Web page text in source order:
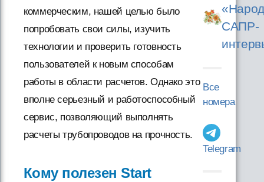
коммерческим, нашей целью было
попробовать свои силы, изучить
технологии и проверить готовность
пользователей к новым способам
работы в области расчетов. Однако это
вполне серьезный и работоспособный
сервис, позволяющий выполнять
расчеты трубопроводов на прочность.
Кому полезен Start
САПР-
Все
номера
Telegram